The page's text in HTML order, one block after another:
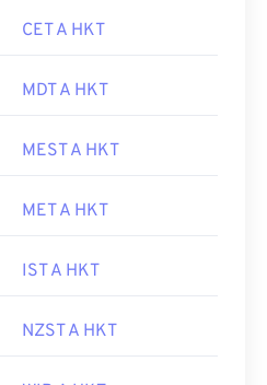
CET A HKT
MDT A HKT
MEST A HKT
MET A HKT
IST A HKT
NZST A HKT